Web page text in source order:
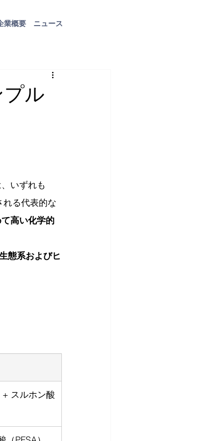
業概要 ニュース
プル
いずれも
れる代表的な
高い化学的
態系およびヒ
スルホン酸